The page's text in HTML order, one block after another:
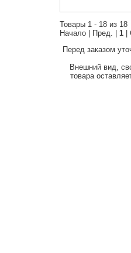
Товары 1 - 18 из 18
Начало | Пред. | 1
Перед заказом
Внешний вид,
товара